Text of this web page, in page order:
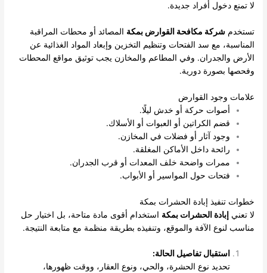
لا تمنع دخول أفراد جديدة.
تستخدمشركة مكافحة القوارض بمكة المصائد أو محطات المراقبة
المناسبة، مع سد الفتحات وتنظيم التخزين وإبعاد المواد الغذائية عن
الأرض والجدران. وفي المطاعم والمخازن يجب توثيق مواقع المحطات
وفحصها بصورة دورية.
علامات وجود القوارض
أصوات حركة أو خدش ليلًا.
قضم الكراتين أو العبوات أو الأسلاك.
وجود آثار أو فضلات في المخازن.
رائحة داخل الأماكن المغلقة.
ممرات واضحة خلف المعدات أو قرب الجدران.
فتحات حول المواسير أو الأبواب.
خطوات تنفيذ إبادة الحشرات بمكة
لا تعنيإبادة الحشرات بمكة استخدام أقوى مادة متاحة، بل اختيار حل
مناسب لنوع الآفة والموقع، وتنفيذه بطريقة منظمة مع متابعة النتيجة.
استقبال تفاصيل الحالة:
تحديد نوع الحشرة، والحي، ونوع العقار، ووقت ظهورها،